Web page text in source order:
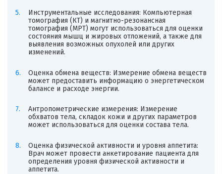
Инструментальные исследования: Компьютерная
томография (КТ) и магнитно-резонансная
томография (МРТ) могут использоваться для оценки
состояния мышц и жировых отложений, а также для
выявления возможных опухолей или других
изменений.
Оценка обмена веществ: Измерение обмена веществ
может предоставить информацию о энергетическом
балансе и расходе энергии.
Антропометрические измерения: Измерение
обхватов тела, складок кожи и других параметров
может использоваться для оценки состава тела.
Оценка физической активности и уровня аппетита:
Врач может провести анкетирование пациента для
определения уровня физической активности и
аппетита.